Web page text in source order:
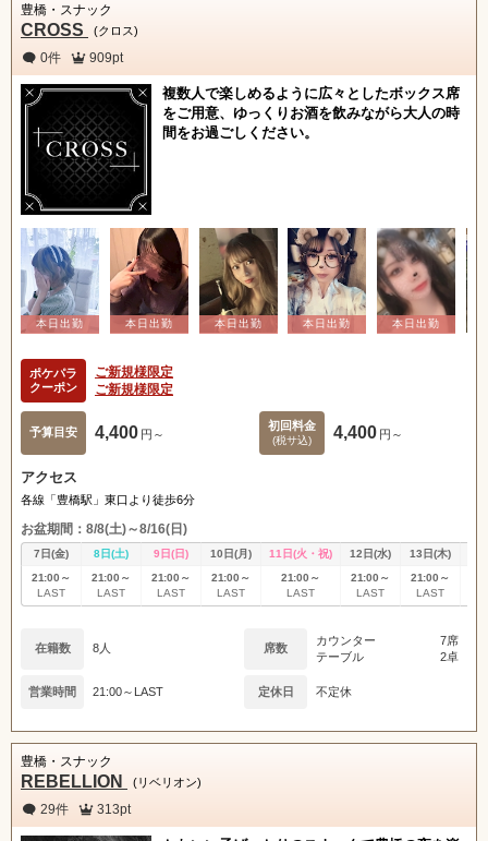
豊橋・スナック
CROSS (クロス)
0件 909pt
複数人で楽しめるように広々としたボックス席
をご用意、ゆっくりお酒を飲みながら大人の時
間をお過ごしください。
ポケパラ
クーポン
ご新規様限定
ご新規様限定
予算目安 4,400 円～
初回料金
(税サ込) 4,400 円～
アクセス
各線「豊橋駅」東口より徒歩6分
お盆期間：8/8(土)～8/16(日)
7日(金) 8日(土) 9日(日) 10日(月) 11日(火・祝) 12日(水) 13日(木)
21:00～
LAST
21:00～
LAST
21:00～
LAST
21:00～
LAST
21:00～
LAST
21:00～
LAST
21:00～
LAST
在籍数 8人 席数
カウンター
7席
テーブル
2卓
営業時間 21:00～LAST 定休日 不定休
豊橋・スナック
REBELLION (リベリオン)
29件 313pt